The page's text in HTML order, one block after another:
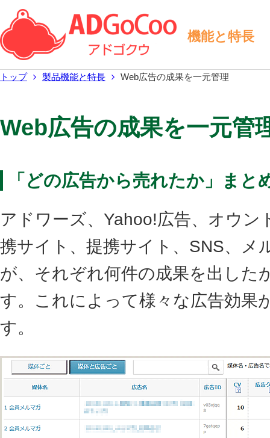
機能と特長
トップ 製品機能と特長 Web広告の成果を一元管理
Web広告の成果を一元管
「どの広告から売れたか」まと
アドワーズ、Yahoo!広告、オウン
携サイト、提携サイト、SNS、メ
が、それぞれ何件の成果を出した
す。これによって様々な広告効果
す。